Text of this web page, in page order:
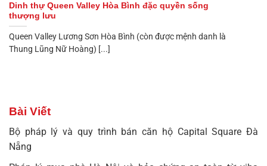
Dinh thự Queen Valley Hòa Bình đặc quyền sống
thượng lưu
Queen Valley Lương Sơn Hòa Bình (còn được mệnh danh là
Thung Lũng Nữ Hoàng) [...]
Bài Viết
Bộ pháp lý và quy trình bán căn hộ Capital Square Đà
Nẵng